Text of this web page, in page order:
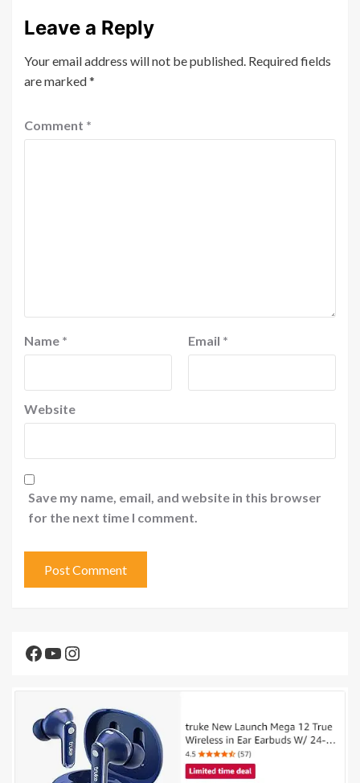
Leave a Reply
Your email address will not be published. Required fields
are marked*
Comment *
Name * Email *
Website
Save my name, email, and website in this browser
for the next time I comment.
Facebook
YouTube
Instagram